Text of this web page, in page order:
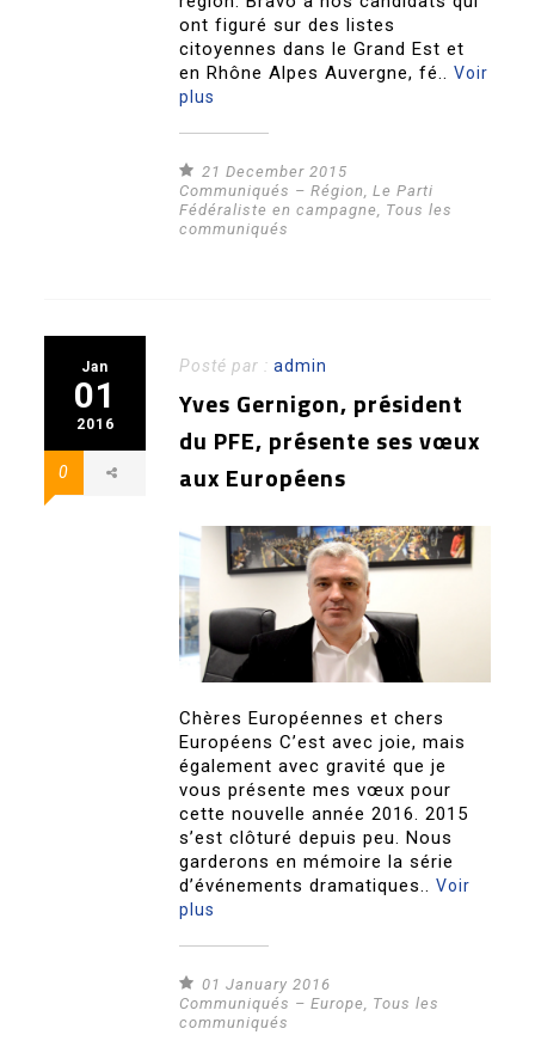
ont figuré sur des listes
citoyennes dans le Grand Est et
en Rhône Alpes Auvergne, fé..Voir
plus
21 December 2015
Communiqués – Région,Le Parti
Fédéraliste en campagne, Tous les
communiqués
Jan
01
2016
0
Posté par :admin
Yves Gernigon, président
du PFE, présente ses vœux
aux Européens
Chères Européennes et chers
Européens C’est avec joie, mais
également avec gravité que je
vous présente mes vœux pour
cette nouvelle année 2016. 2015
s’est clôturé depuis peu. Nous
garderons en mémoire la série
d’événements dramatiques..Voir
plus
01 January 2016
Communiqués – Europe
Tous les
communiqués